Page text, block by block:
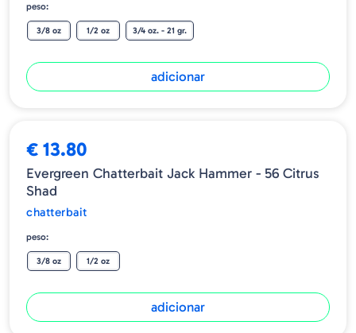
peso:
3/8 oz 1/2 oz 3/4 oz. - 21 gr.
adicionar
€ 13.80
Evergreen Chatterbait Jack Hammer - 56 Citrus
Shad
chatterbait
peso:
3/8 oz 1/2 oz
adicionar